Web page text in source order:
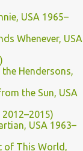
USA 1965–
Whenever, USA
Hendersons,
the Sun, USA
USA 1963–
of This World,